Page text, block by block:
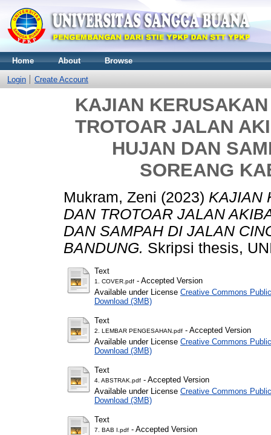
Home About Browse
Login Create Account
KAJIAN
TROTOAR JALAN
HUJAN DAN
SOREANG
Mukram, Zeni (2023) KAJIAN
DAN TROTOAR JALAN
DAN SAMPAH DI JALAN
BANDUNG. Skripsi thesis,
Text
1. COVER.pdf - Accepted Version
Available under License Creative Commons
Download (3MB)
Text
2. LEMBAR PENGESAHAN.pdf - Accepted Version
Available under License Creative Commons
Download (3MB)
Text
4. ABSTRAK.pdf - Accepted Version
Available under License Creative Commons
Download (3MB)
Text
7. BAB I.pdf - Accepted Version